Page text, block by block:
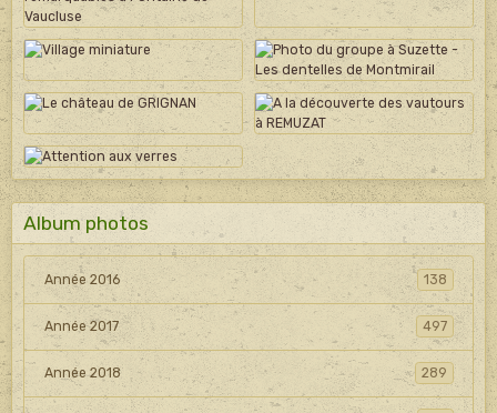
Album photos
Année 2016 138
Année 2017 497
Année 2018 289